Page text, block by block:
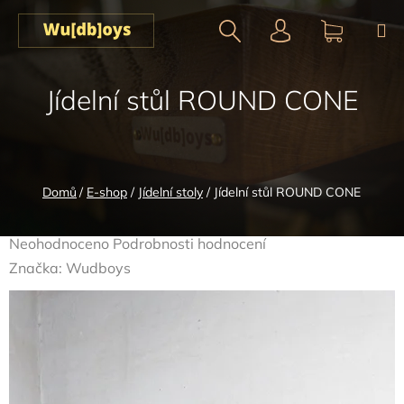
Přejít
obsah
KOŠÍK
Domů / E-shop / Jídelní stoly / Jídelní stůl ROUND CONE
Jídelní stůl ROUND CONE
Průměrné
hodnocení
produktu
Neohodnoceno Podrobnosti hodnocení
Značka: Wudboys